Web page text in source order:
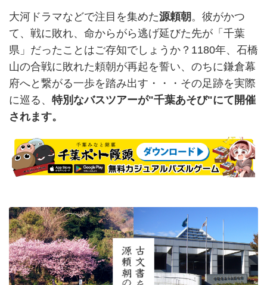
大河ドラマなどで注目を集めた源頼朝。彼がかつ
て、戦に敗れ、命からがら逃げ延びた先が「千葉
県」だったことはご存知でしょうか？1180年、石橋
山の合戦に敗れた頼朝が再起を誓い、のちに鎌倉幕
府へと繋がる一歩を踏み出す・・・その足跡を実際
に巡る、 特別なバスツアーが"千葉あそび"にて開催
されます。